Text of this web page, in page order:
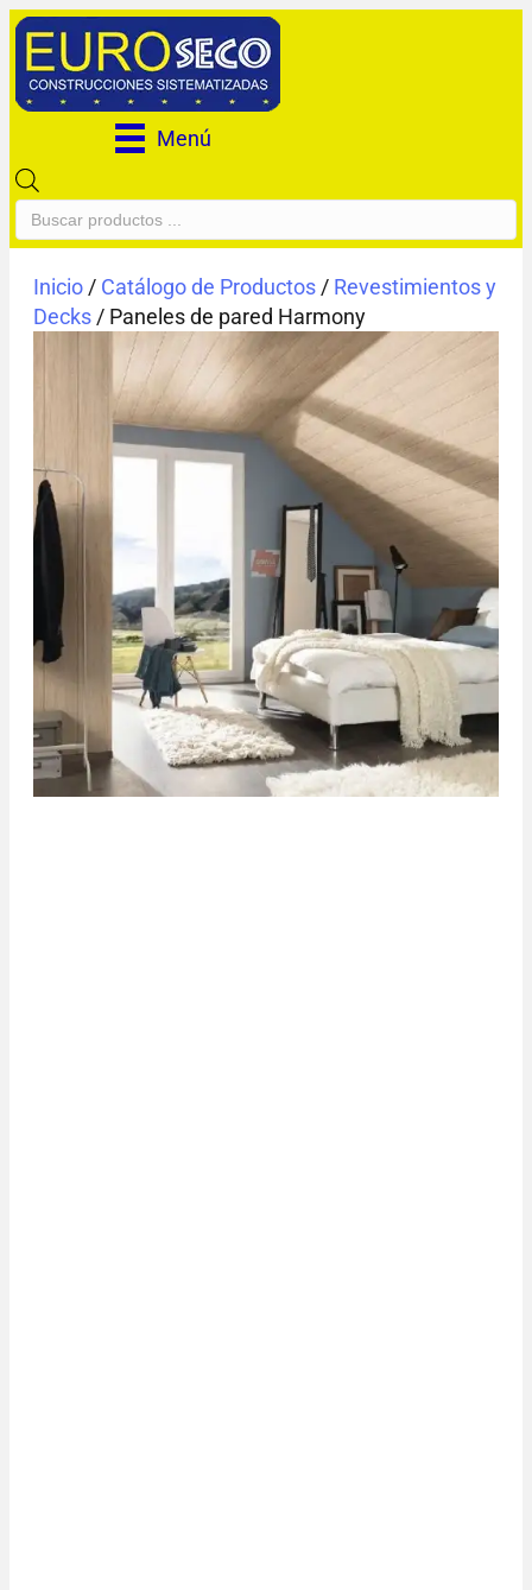
Menú
de
productos
Inicio / Catálogo de Productos / Revestimientos y
Decks / Paneles de pared Harmony